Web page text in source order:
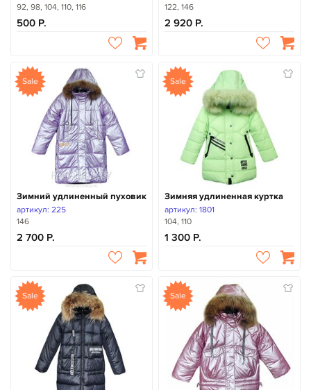
92, 98, 104, 110, 116
500
122, 146
2 920
Sale
Зимний удлиненный пуховик
артикул: 225
146
2 700
Sale
Зимняя удлиненная куртка
артикул: 1801
104, 110
1 300
Sale Sale